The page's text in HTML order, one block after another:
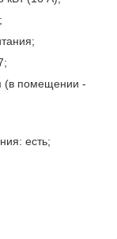
(в помещении -
есть;